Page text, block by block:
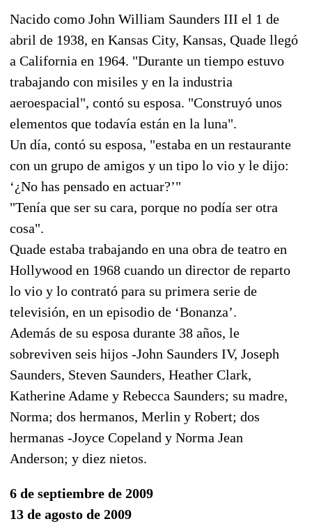
Nacido como John William Saunders III el 1 de
abril de 1938, en Kansas City, Kansas, Quade llegó
a California en 1964. "Durante un tiempo estuvo
trabajando con misiles y en la industria
aeroespacial", contó su esposa. "Construyó unos
elementos que todavía están en la luna".
Un día, contó su esposa, "estaba en un restaurante
con un grupo de amigos y un tipo lo vio y le dijo:
‘¿No has pensado en actuar?’"
"Tenía que ser su cara, porque no podía ser otra
cosa".
Quade estaba trabajando en una obra de teatro en
Hollywood en 1968 cuando un director de reparto
lo vio y lo contrató para su primera serie de
televisión, en un episodio de ‘Bonanza’.
Además de su esposa durante 38 años, le
sobreviven seis hijos -John Saunders IV, Joseph
Saunders, Steven Saunders, Heather Clark,
Katherine Adame y Rebecca Saunders; su madre,
Norma; dos hermanos, Merlin y Robert; dos
hermanas -Joyce Copeland y Norma Jean
Anderson; y diez nietos.
6 de septiembre de 2009
13 de agosto de 2009